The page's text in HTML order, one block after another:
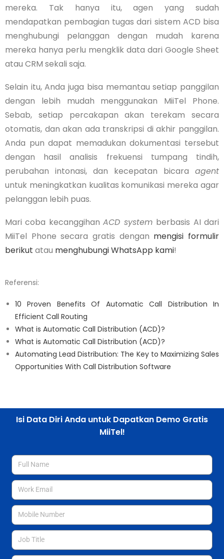
mereka. Tak hanya itu, agen yang sudah
mendapatkan pembagian tugas dari sistem ACD bisa
menghubungi pelanggan dengan mudah karena
mereka hanya perlu mengklik data dari Google Sheet
atau CRM sekali saja.
Selain itu, Anda juga bisa memantau setiap panggilan
dengan lebih mudah menggunakan MiiTel Phone.
Sebab, setiap percakapan akan terekam secara
otomatis, dan akan ada transkripsi di akhir panggilan.
Anda pun dapat memadukan dokumentasi tersebut
dengan hasil analisis frekuensi tumpang tindih,
perubahan intonasi, dan kecepatan bicara agent
untuk meningkatkan kualitas komunikasi mereka agar
pelanggan lebih puas.
Mari coba kecanggihanACD system berbasis AI dari
MiiTel Phone secara gratis dengan mengisi formulir
berikut atau menghubungi WhatsApp kami!
Referensi:
10 Proven Benefits Of Automatic Call Distribution In
Efficient Call Routing
What is Automatic Call Distribution (ACD)?
What is Automatic Call Distribution (ACD)?
Automating Lead Distribution: The Key to Maximizing Sales
Opportunities With Call Distribution Software
Isi Data Diri Anda untuk Dapatkan Demo Gratis
MiiTel!